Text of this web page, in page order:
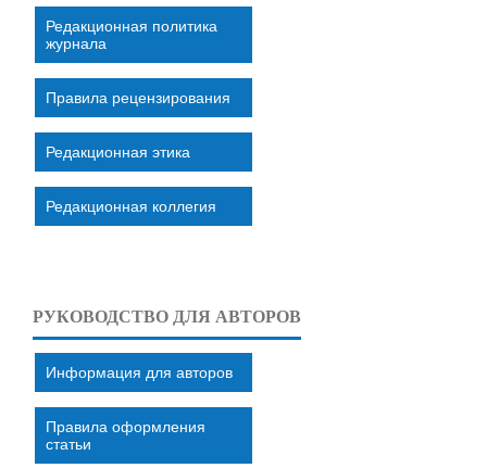
Редакционная политика
журнала
Правила рецензирования
Редакционная этика
Редакционная коллегия
РУКОВОДСТВО ДЛЯ АВТОРОВ
Информация для авторов
Правила оформления
статьи